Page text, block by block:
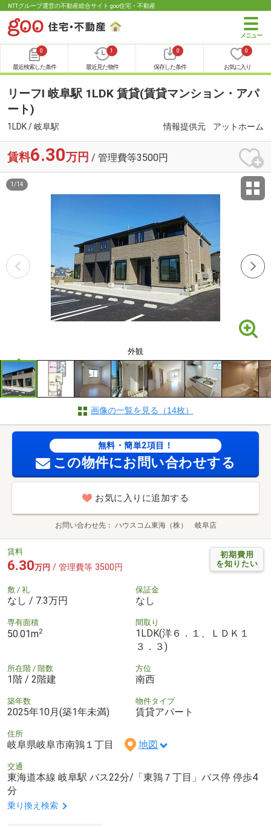
NTTグループ運営の不動産総合サイト goo住宅・不動産
0
最近検索した条件
1
最近見た物件
0
保存した条件
0
お気に入り
リーフⅠ 岐阜駅 1LDK 賃貸(賃貸マンション・アパ
ート)
1LDK / 岐阜駅 情報提供元 アットホーム
賃料6.30万円 / 管理費等3500円
外観
1 /14
画像の一覧を見る（14枚）
無料・簡単2項目！
この物件にお問い合わせする
お気に入りに追加する
お問い合わせ先 ハウスコム東海（株） 岐阜店
初期費用
を知りたい
賃料
6.30万円 / 管理費等 3500円
敷 / 礼
なし / 7.3万円
保証金
なし
専有面積
50.01m2
間取り
1LDK(洋６．１、ＬＤＫ１
３．３)
所在階 / 階数
1階 / 2階建
方位
南西
築年数
2025年10月(築1年未満)
物件タイプ
賃貸アパート
住所
岐阜県岐阜市南鶉１丁目 地図
交通
東海道本線 岐阜駅 バス22分/「東鶉７丁目」バス停 停歩4
分
乗り換え検索